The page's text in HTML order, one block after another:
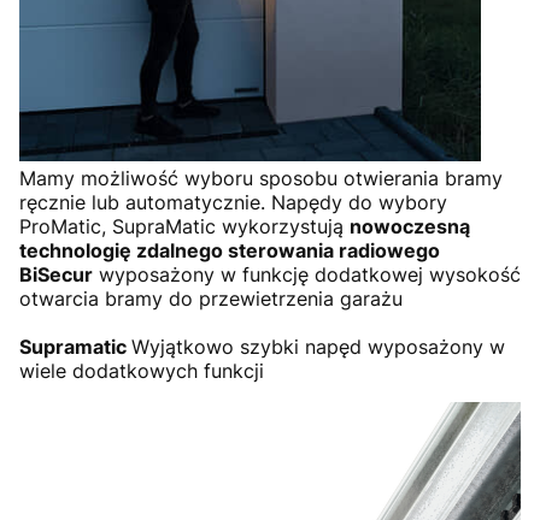
Mamy możliwość wyboru sposobu otwierania bramy
ręcznie lub automatycznie. Napędy do wybory
ProMatic, SupraMatic wykorzystują nowoczesną
technologię zdalnego sterowania radiowego
BiSecur wyposażony w funkcję dodatkowej wysokość
otwarcia bramy do przewietrzenia garażu
Supramatic Wyjątkowo szybki napęd wyposażony w
wiele dodatkowych funkcji